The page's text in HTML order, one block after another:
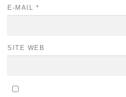
E-MAIL *
SITE WEB